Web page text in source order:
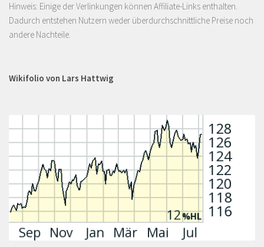
Hinweis: Einige der Verlinkungen können Affiliate-Links enthalten.
Dadurch entstehen Nutzern weder überdurchschnittliche Preise noch
andere Nachteile.
Wikifolio von Lars Hattwig